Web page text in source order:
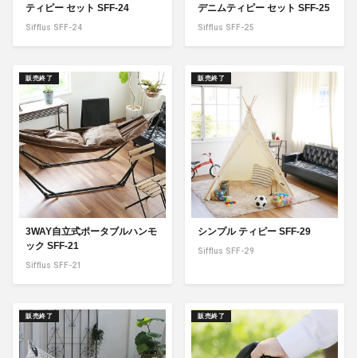
ティピー セット SFF-24
Sifflus SFF-24
デニムティピー セット SFF-25
Sifflus SFF-25
3WAY自立式ポータブルハンモ
ック SFF-21
Sifflus SFF-21
販売終了
シンプル ティピー SFF-29
Sifflus SFF-29
販売終了
販売終了 販売終了